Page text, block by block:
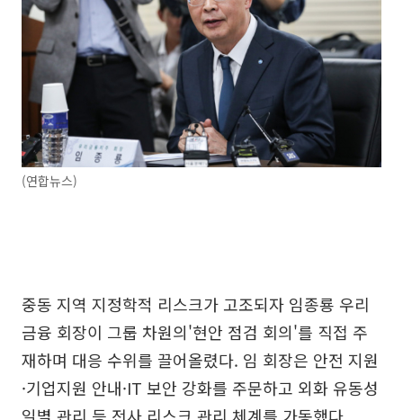
(연합뉴스)
중동 지역 지정학적 리스크가 고조되자 임종룡 우리
금융 회장이 그룹 차원의'현안 점검 회의'를 직접 주
재하며 대응 수위를 끌어올렸다. 임 회장은 안전 지원
·기업지원 안내·IT 보안 강화를 주문하고 외화 유동성